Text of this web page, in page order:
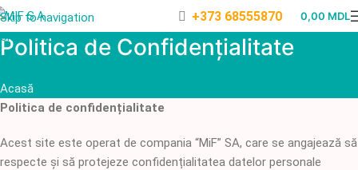
Skip to navigation
Skip to main content
+373 68555870 0,00 MDL
Politica de Confidențialitate
Acasă
Politica de confidențialitate
Acest site este operat de compania “MiF” SA, care se angajează să
respecte și să protejeze confidențialitatea datelor personale